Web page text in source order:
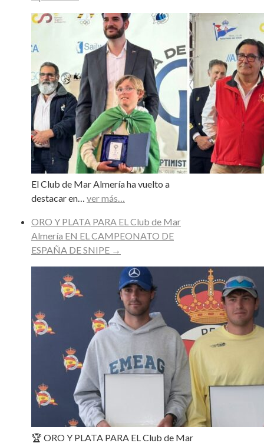
El Club de Mar Almería ha vuelto a
destacar en… ver más…
ORO Y PLATA PARA EL Club de Mar
Almería EN EL CAMPEONATO DE
ESPAÑA DE SNIPE →
🏆 ORO Y PLATA PARA EL Club de Mar